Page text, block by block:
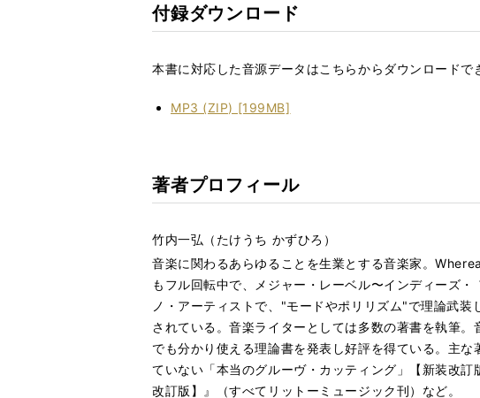
付録ダウンロード
本書に対応した音源データはこちらからダウンロードで
MP3 (ZIP) [199MB]
著者プロフィール
竹内一弘（たけうち かずひろ）
音楽に関わるあらゆることを生業とする音楽家。
もフル回転中で、メジャー・レーベル〜インディーズ
ノ・アーティストで、"モードやポリリズム"で理論武
されている。音楽ライターとしては多数の著書を執筆
でも分かり使える理論書を発表し好評を得ている。主
ていない「本当のグルーヴ・カッティング」【新装改
改訂版】』（すべてリットーミュージック刊）など。